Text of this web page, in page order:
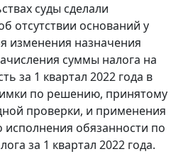
суды сделали
отсутствии оснований у
изменения назначения
суммы налога на
за 1 квартал 2022 года в
по решению, принятому
проверки, и применения
обязанности по
за 1 квартал 2022 года.